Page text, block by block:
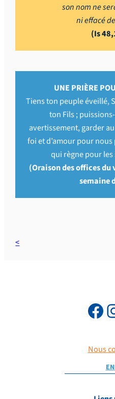
son nom ne
ni effacé
(Is
UNE PRIÈRE
Tiens ton peuple éveillé,
ton Fils ;
avertissement, garder
foi et d’amour pour
qui règne pour les
(Oraison des offices du
semaine
Nous
EN